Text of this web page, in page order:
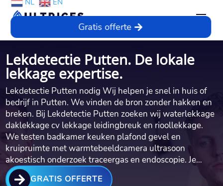
NL EN
Gratis offerte
Lekdetectie Putten. De lokale
lekkage expertise.
Lekdetectie Putten nodig Wij helpen je snel in huis of
bedrijf in Putten.​ We vinden de bron zonder hakken en
breken.​ Bij Lekdetectie Putten zoeken wij waterlekkage
daklekkage cv lekkage leidingbreuk en rioollekkage.​
We testen badkamer keuken plafond gevel en
kruipruimte met warmtebeeldcamera ultrasoon
akoestisch onderzoek traceergas en endoscopie.​ Je…
 GRATIS OFFERTE